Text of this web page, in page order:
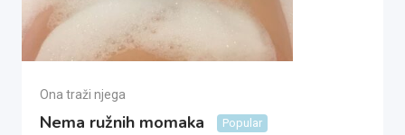
Ona traži njega
Nema ružnih momaka Popular